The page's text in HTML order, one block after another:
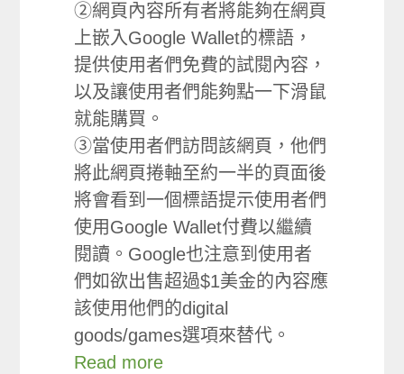
②網頁內容所有者將能夠在網頁
上嵌入Google Wallet的標語，
提供使用者們免費的試閱內容，
以及讓使用者們能夠點一下滑鼠
就能購買。
③當使用者們訪問該網頁，他們
將此網頁捲軸至約一半的頁面後
將會看到一個標語提示使用者們
使用Google Wallet付費以繼續
閱讀。Google也注意到使用者
們如欲出售超過$1美金的內容應
該使用他們的digital
goods/games選項來替代。
Read more